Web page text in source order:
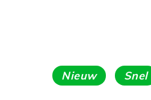
Nieuw Snel